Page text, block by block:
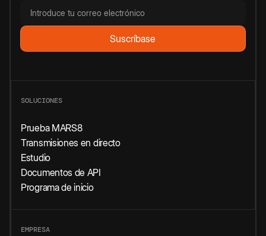
SOLUCIONES
Prueba MARS8
Transmisiones en directo
Estudio
Documentos de API
Programa de inicio
EMPRESA